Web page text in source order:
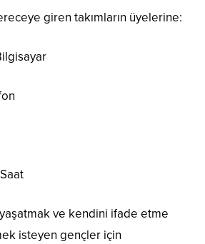
giren takımların üyelerine:
ve kendini ifade etme
isteyen gençler için